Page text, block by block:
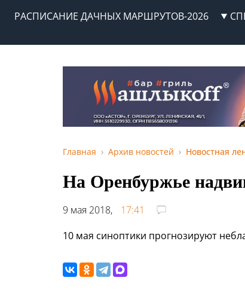
РАСПИСАНИЕ ДАЧНЫХ МАРШРУТОВ-2026
Главная Архив новостей Новостная
На Оренбуржье
9 мая 2018,
17:41
10 мая синоптики прогнозируют